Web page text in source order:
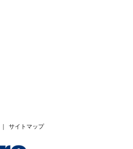
サイトマップ